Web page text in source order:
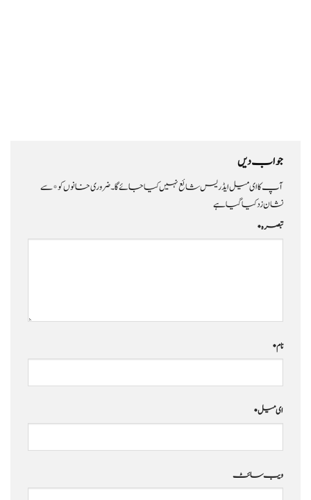
جواب دیں
آپ کا ای میل ایڈریس شائع نہیں کیا جائے گا۔ضروری خانوں کو*سے
نشان زد کیا گیا ہے
تبصرہ*
نام*
ای میل*
ویب‌ سائٹ